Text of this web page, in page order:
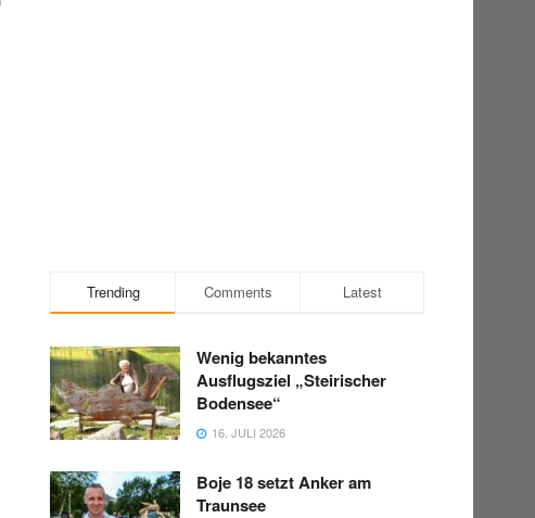
Trending Comments Latest
Wenig bekanntes
Ausflugsziel „Steirischer
Bodensee“
16. JULI 2026
Boje 18 setzt Anker am
Traunsee